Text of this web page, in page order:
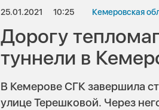
25.01.2021 10:25 Кемеровская
Дорогу
туннели в
В Кемерове СГК завершила
улице Терешковой. Через